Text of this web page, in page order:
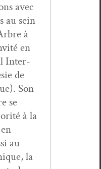
avec
au sein
à
en
Inter­
de
Son
se
à la
au
la